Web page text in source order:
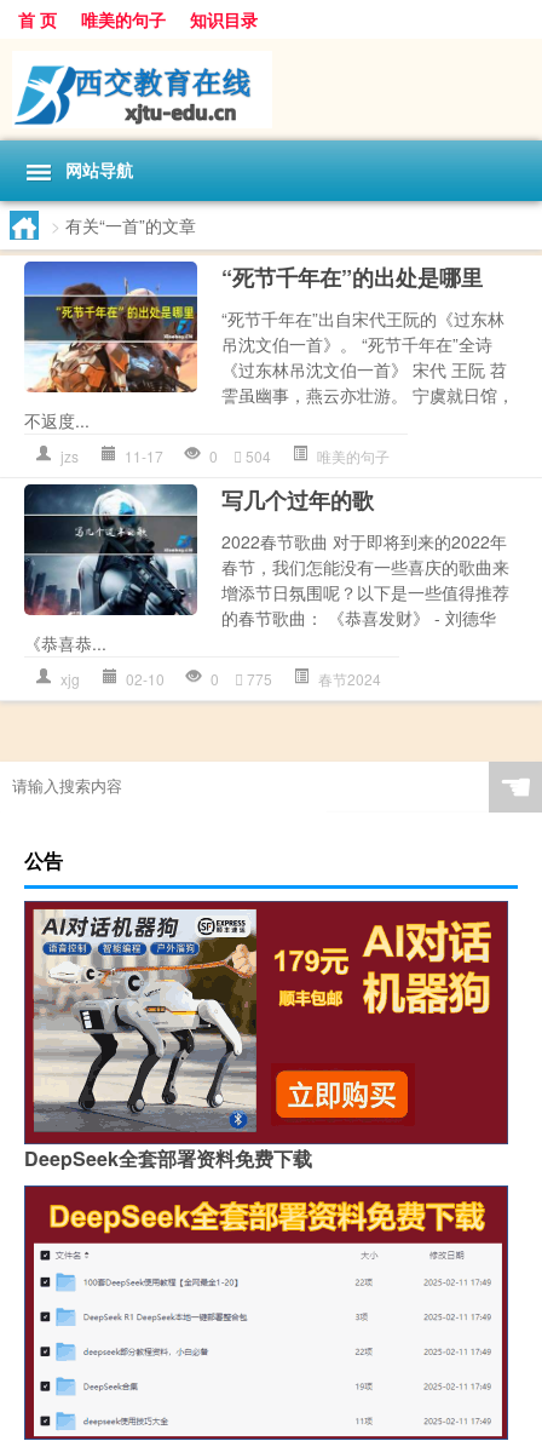
首 页 唯美的句子 知识目录
网站导航
> 有关“一首”的文章
“死节千年在”的出处是哪里
“死节千年在”出自宋代王阮的《过东林
吊沈文伯一首》。 “死节千年在”全诗
《过东林吊沈文伯一首》 宋代 王阮 苕
霅虽幽事，燕云亦壮游。 宁虞就日馆，
不返度...
jzs 11-17 0 504 唯美的句子
写几个过年的歌
2022春节歌曲 对于即将到来的2022年
春节，我们怎能没有一些喜庆的歌曲来
增添节日氛围呢？以下是一些值得推荐
的春节歌曲： 《恭喜发财》 - 刘德华
《恭喜恭...
xjg 02-10 0 775 春节2024
☚
公告
DeepSeek全套部署资料免费下载